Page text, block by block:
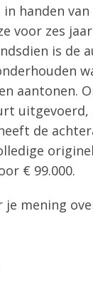
handen
voor zes
is de
aantonen.
de
€ 99.000.
je mening